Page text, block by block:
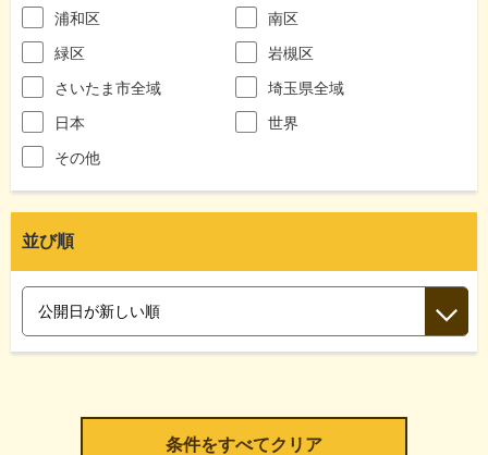
浦和区
南区
緑区
岩槻区
さいたま市全域
埼玉県全域
日本
世界
その他
並び順